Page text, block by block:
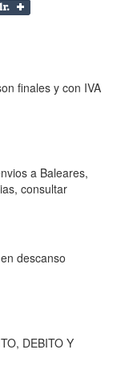
finales y con IVA
a Baleares,
consultar
descanso
DEBITO Y